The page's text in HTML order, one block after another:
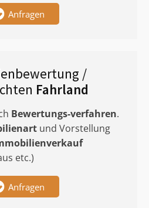
Anfragen
/
Fahrland
Bewertungs-verfahren.
und Vorstellung
etc.)
Anfragen